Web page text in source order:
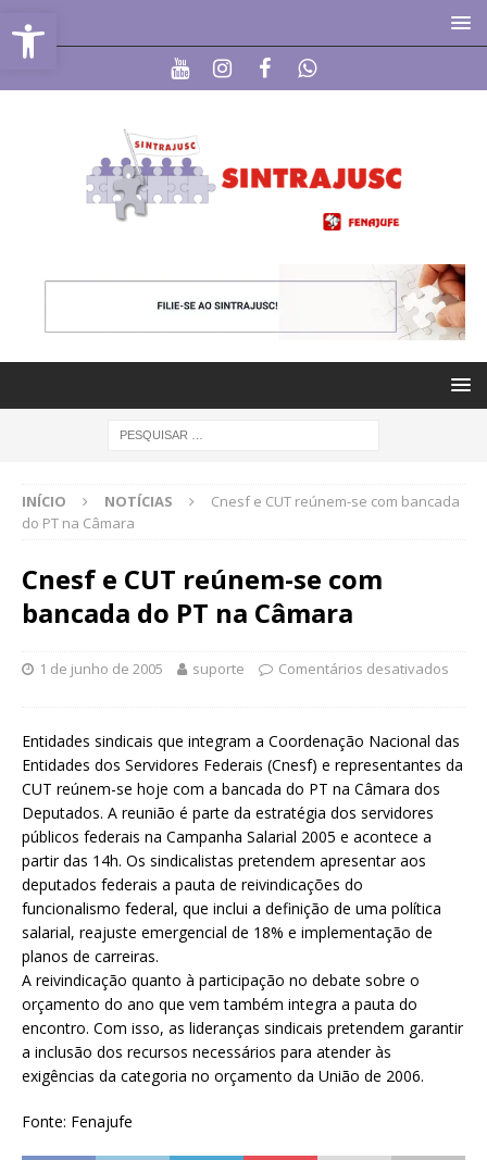
Abrir a barra de ferramentas
INÍCIO NOTÍCIAS
Cnesf e CUT reúnem-se com bancada
do PT na Câmara
Cnesf e CUT reúnem-se com
bancada do PT na Câmara
1 de junho de 2005 suporte Comentários desativados
Entidades sindicais que integram a Coordenação Nacional das
Entidades dos Servidores Federais (Cnesf) e representantes da
CUT reúnem-se hoje com a bancada do PT na Câmara dos
Deputados. A reunião é parte da estratégia dos servidores
públicos federais na Campanha Salarial 2005 e acontece a
partir das 14h. Os sindicalistas pretendem apresentar aos
deputados federais a pauta de reivindicações do
funcionalismo federal, que inclui a definição de uma política
salarial, reajuste emergencial de 18% e implementação de
planos de carreiras.
A reivindicação quanto à participação no debate sobre o
orçamento do ano que vem também integra a pauta do
encontro. Com isso, as lideranças sindicais pretendem garantir
a inclusão dos recursos necessários para atender às
exigências da categoria no orçamento da União de 2006.
Fonte: Fenajufe